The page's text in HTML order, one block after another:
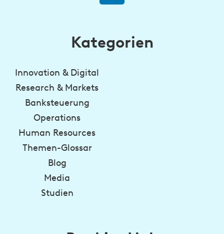
Kategorien
Innovation & Digital
Research & Markets
Banksteuerung
Operations
Human Resources
Themen-Glossar
Blog
Media
Studien